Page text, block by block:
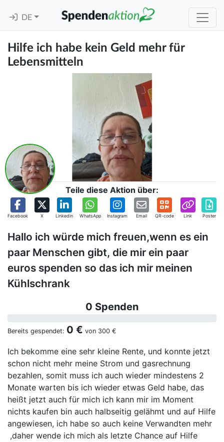
DE
Hilfe ich habe kein Geld mehr für
Lebensmitteln
Teile diese Aktion über:
Facebook X Linkedin WhatsApp Instagram Email QR-code Link Poster
Hallo ich würde mich freuen,wenn es ein
paar Menschen gibt, die mir ein paar
euros spenden so das ich mir meinen
Kühlschrank
0 Spenden
Bereits gespendet: 0 € von 300 €
Ich bekomme eine sehr kleine Rente, und konnte jetzt
schon nicht mehr meine Strom und gasrechnung
bezahlen, somit muss ich auch wieder mindestens 2
Monate warten bis ich wieder etwas Geld habe, das
heißt jetzt auch für mich ich kann mir im Moment
nichts kaufen bin auch halbseitig gelähmt und auf Hilfe
angewiesen, ich habe so auch keine Verwandten mehr
,daher wende ich mich als letzte Chance auf Hilfe